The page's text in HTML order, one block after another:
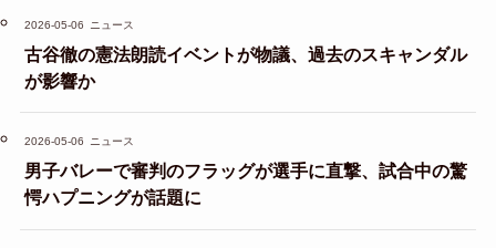
2026-05-06 ニュース
古谷徹の憲法朗読イベントが物議、過去のスキャンダル
が影響か
2026-05-06 ニュース
男子バレーで審判のフラッグが選手に直撃、試合中の驚
愕ハプニングが話題に